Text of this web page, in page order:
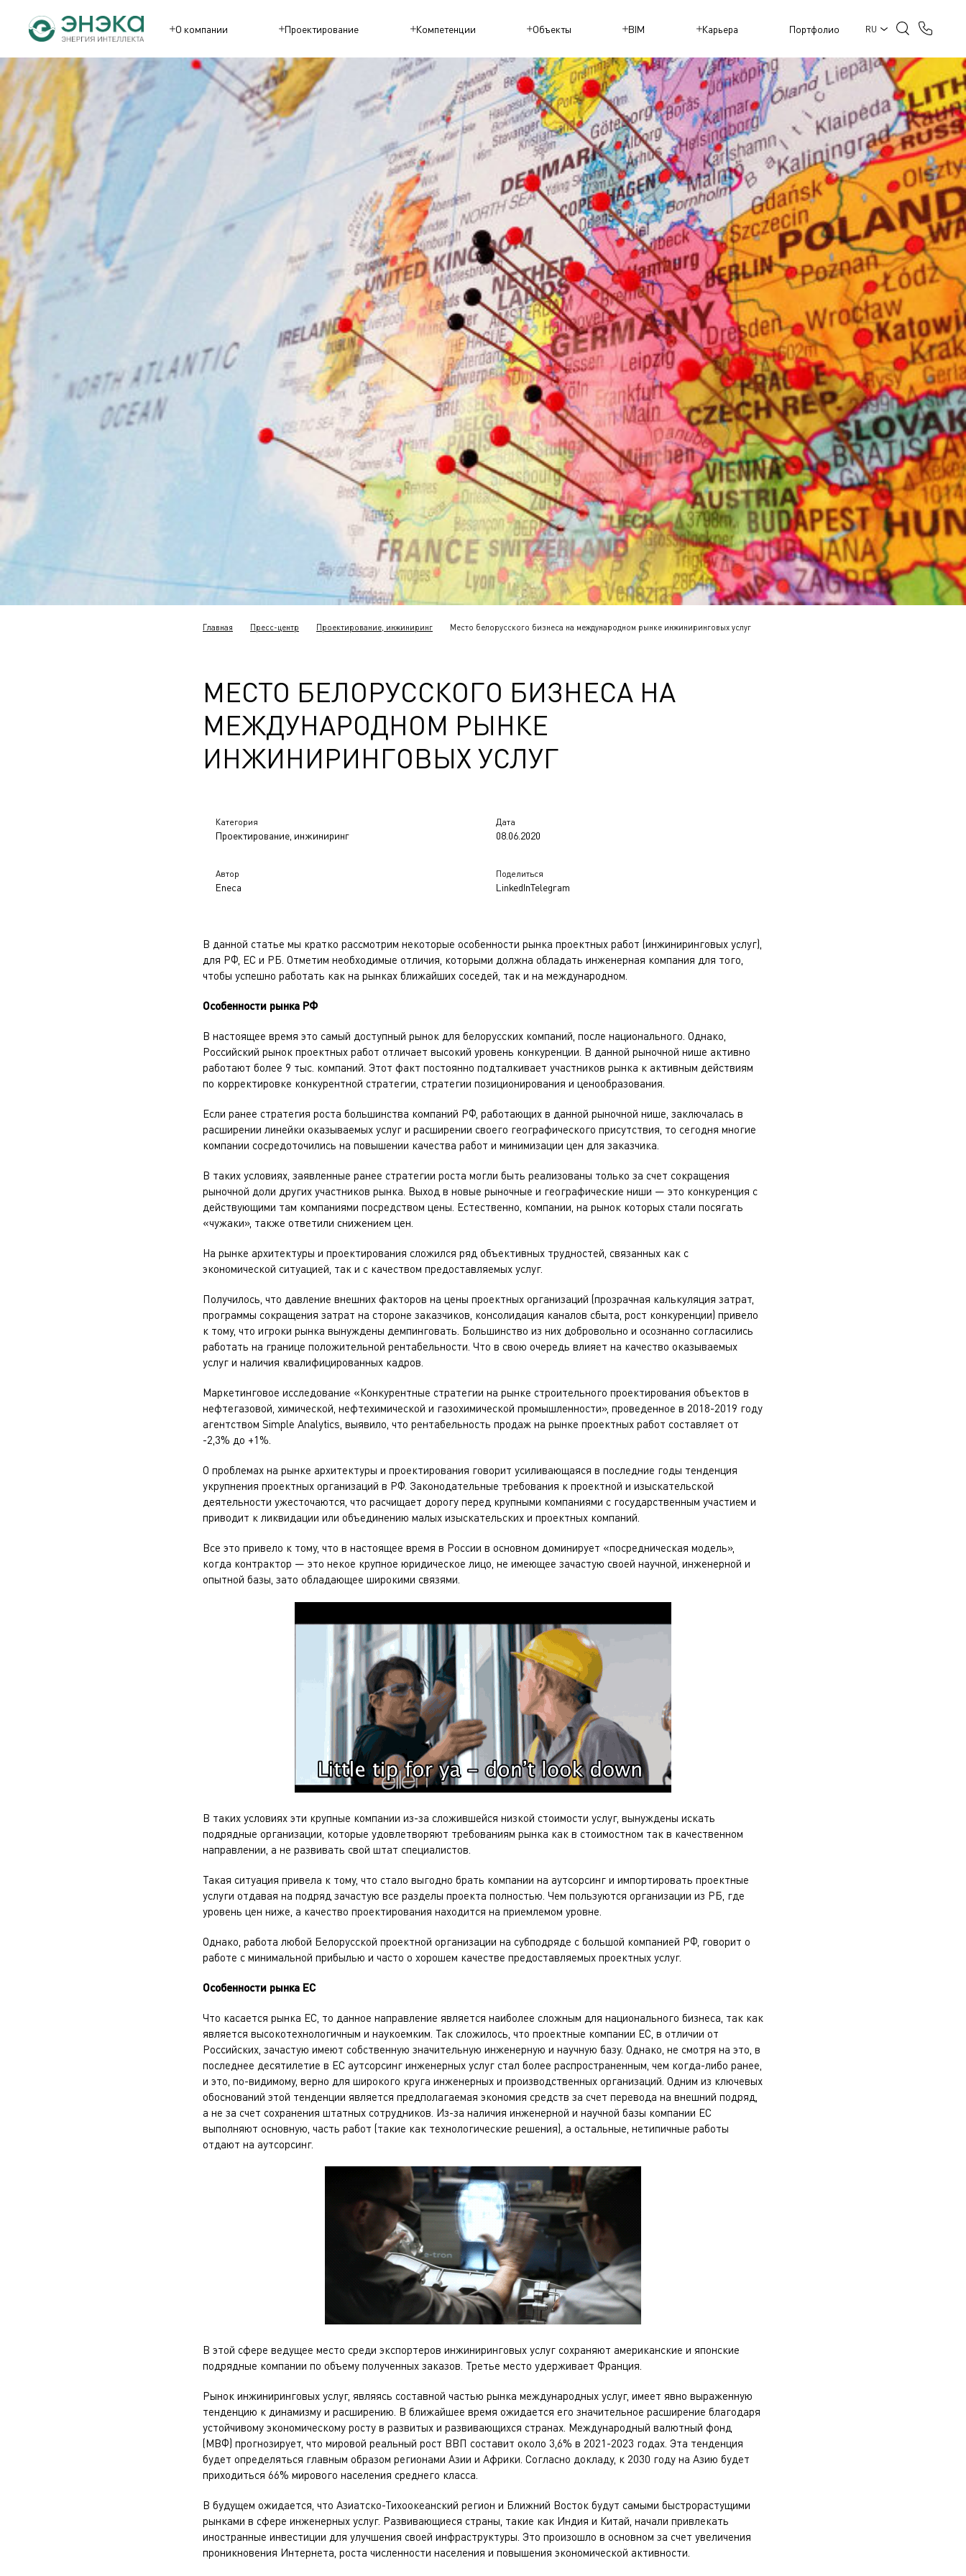
О компании Проектирование Компетенции Объекты BIM Карьера Портфолио RU
Главная Пресс-центр Проектирование, инжиниринг Место белорусского бизнеса на международном рынке инжиниринговых услуг
МЕСТО БЕЛОРУССКОГО БИЗНЕСА НА
МЕЖДУНАРОДНОМ РЫНКЕ
ИНЖИНИРИНГОВЫХ УСЛУГ
Категория
Проектирование, инжиниринг
Дата
08.06.2020
Автор
Eneca
Поделиться
LinkedInTelegram
В данной статье мы кратко рассмотрим некоторые особенности рынка проектных работ (инжиниринговых услуг),
для РФ, ЕС и РБ. Отметим необходимые отличия, которыми должна обладать инженерная компания для того,
чтобы успешно работать как на рынках ближайших соседей, так и на международном.
Особенности рынка РФ
В настоящее время это самый доступный рынок для белорусских компаний, после национального. Однако,
Российский рынок проектных работ отличает высокий уровень конкуренции. В данной рыночной нише активно
работают более 9 тыс. компаний. Этот факт постоянно подталкивает участников рынка к активным действиям
по корректировке конкурентной стратегии, стратегии позиционирования и ценообразования.
Если ранее стратегия роста большинства компаний РФ, работающих в данной рыночной нише, заключалась в
расширении линейки оказываемых услуг и расширении своего географического присутствия, то сегодня многие
компании сосредоточились на повышении качества работ и минимизации цен для заказчика.
В таких условиях, заявленные ранее стратегии роста могли быть реализованы только за счет сокращения
рыночной доли других участников рынка. Выход в новые рыночные и географические ниши — это конкуренция с
действующими там компаниями посредством цены. Естественно, компании, на рынок которых стали посягать
«чужаки», также ответили снижением цен.
На рынке архитектуры и проектирования сложился ряд объективных трудностей, связанных как с
экономической ситуацией, так и с качеством предоставляемых услуг.
Получилось, что давление внешних факторов на цены проектных организаций (прозрачная калькуляция затрат,
программы сокращения затрат на стороне заказчиков, консолидация каналов сбыта, рост конкуренции) привело
к тому, что игроки рынка вынуждены демпинговать. Большинство из них добровольно и осознанно согласились
работать на границе положительной рентабельности. Что в свою очередь влияет на качество оказываемых
услуг и наличия квалифицированных кадров.
Маркетинговое исследование «Конкурентные стратегии на рынке строительного проектирования объектов в
нефтегазовой, химической, нефтехимической и газохимической промышленности», проведенное в 2018-2019 году
агентством Simple Analytics, выявило, что рентабельность продаж на рынке проектных работ составляет от
-2,3% до +1%.
О проблемах на рынке архитектуры и проектирования говорит усиливающаяся в последние годы тенденция
укрупнения проектных организаций в РФ. Законодательные требования к проектной и изыскательской
деятельности ужесточаются, что расчищает дорогу перед крупными компаниями с государственным участием и
приводит к ликвидации или объединению малых изыскательских и проектных компаний.
Все это привело к тому, что в настоящее время в России в основном доминирует «посредническая модель»,
когда контрактор — это некое крупное юридическое лицо, не имеющее зачастую своей научной, инженерной и
опытной базы, зато обладающее широкими связями.
В таких условиях эти крупные компании из-за сложившейся низкой стоимости услуг, вынуждены искать
подрядные организации, которые удовлетворяют требованиям рынка как в стоимостном так в качественном
направлении, а не развивать свой штат специалистов.
Такая ситуация привела к тому, что стало выгодно брать компании на аутсорсинг и импортировать проектные
услуги отдавая на подряд зачастую все разделы проекта полностью. Чем пользуются организации из РБ, где
уровень цен ниже, а качество проектирования находится на приемлемом уровне.
Однако, работа любой Белорусской проектной организации на субподряде с большой компанией РФ, говорит о
работе с минимальной прибылью и часто о хорошем качестве предоставляемых проектных услуг.
Особенности рынка ЕС
Что касается рынка ЕС, то данное направление является наиболее сложным для национального бизнеса, так как
является высокотехнологичным и наукоемким. Так сложилось, что проектные компании ЕС, в отличии от
Российских, зачастую имеют собственную значительную инженерную и научную базу. Однако, не смотря на это, в
последнее десятилетие в ЕС аутсорсинг инженерных услуг стал более распространенным, чем когда-либо ранее,
и это, по-видимому, верно для широкого круга инженерных и производственных организаций. Одним из ключевых
обоснований этой тенденции является предполагаемая экономия средств за счет перевода на внешний подряд,
а не за счет сохранения штатных сотрудников. Из-за наличия инженерной и научной базы компании ЕС
выполняют основную, часть работ (такие как технологические решения), а остальные, нетипичные работы
отдают на аутсорсинг.
В этой сфере ведущее место среди экспортеров инжиниринговых услуг сохраняют американские и японские
подрядные компании по объему полученных заказов. Третье место удерживает Франция.
Рынок инжиниринговых услуг, являясь составной частью рынка международных услуг, имеет явно выраженную
тенденцию к динамизму и расширению. В ближайшее время ожидается его значительное расширение благодаря
устойчивому экономическому росту в развитых и развивающихся странах. Международный валютный фонд
(МВФ) прогнозирует, что мировой реальный рост ВВП составит около 3,6% в 2021-2023 годах. Эта тенденция
будет определяться главным образом регионами Азии и Африки. Согласно докладу, к 2030 году на Азию будет
приходиться 66% мирового населения среднего класса.
В будущем ожидается, что Азиатско-Тихоокеанский регион и Ближний Восток будут самыми быстрорастущими
рынками в сфере инженерных услуг. Развивающиеся страны, такие как Индия и Китай, начали привлекать
иностранные инвестиции для улучшения своей инфраструктуры. Это произошло в основном за счет увеличения
проникновения Интернета, роста численности населения и повышения экономической активности.